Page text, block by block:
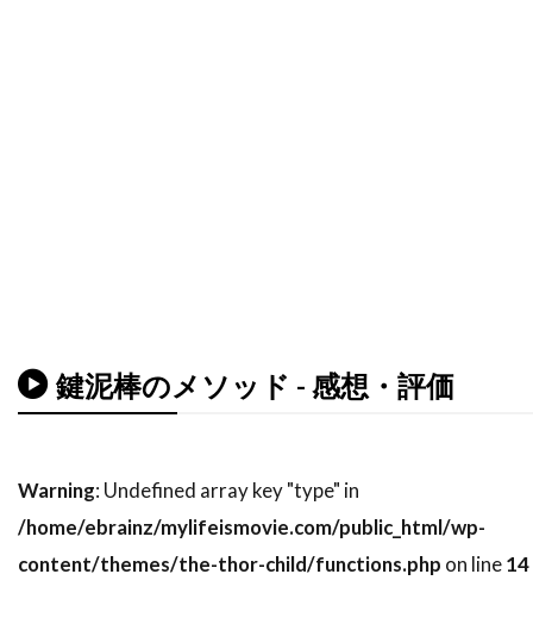
デイヴィッド・マメット
デイヴィッド・レイ
デクスター・フレッチャー
デデ・ガードナー
デニス・L・スチュワート
デニス・アーバーグバズ・フェイトシャンズ
鍵泥棒のメソッド - 感想・評価
Warning: Undefined array key "type" in
/home/ebrainz/mylifeismovie.com/public_html/wp-
content/themes/the-thor-child/functions.php on line14